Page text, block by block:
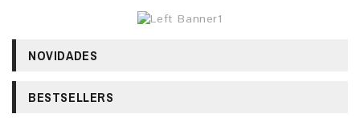
NOVIDADES
BESTSELLERS